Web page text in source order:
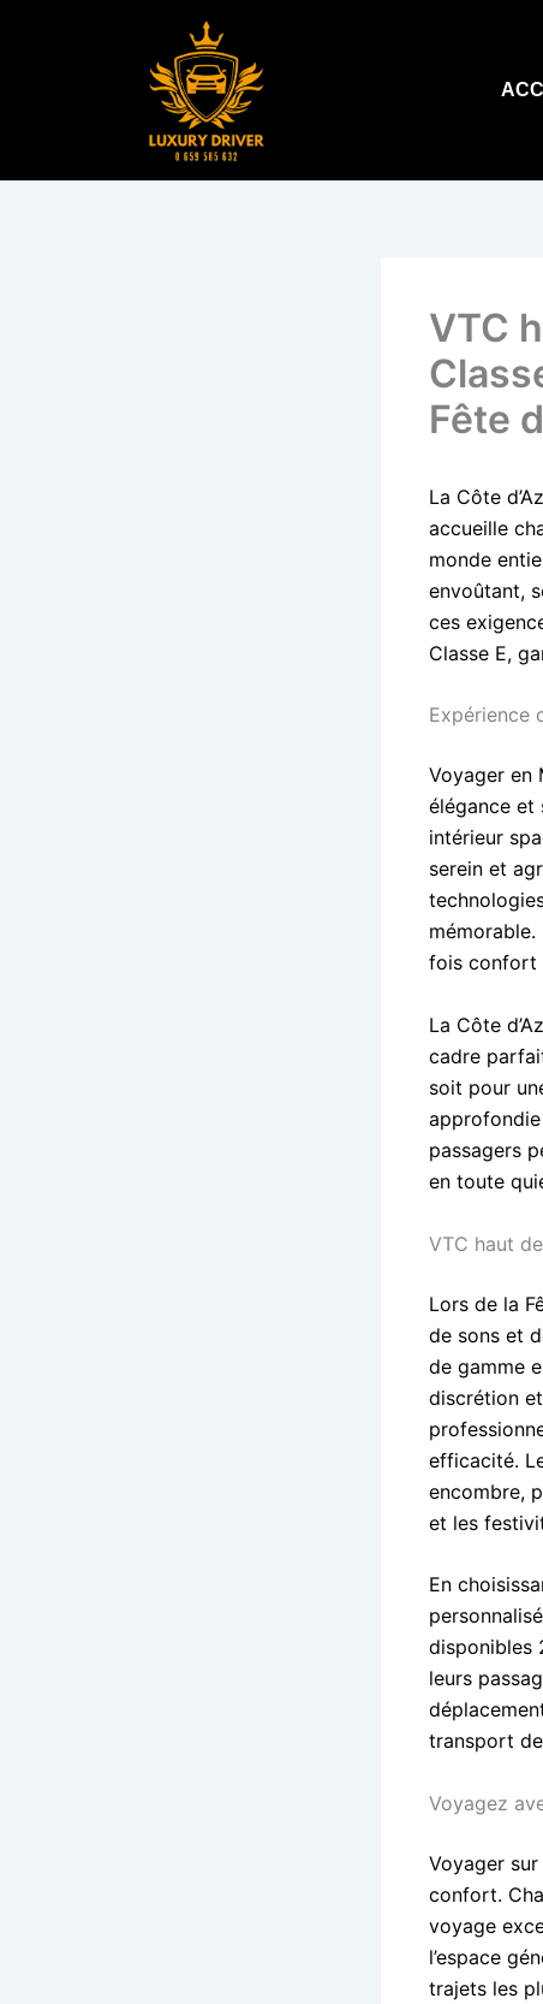
VTC
Fête
La Côte
accueille
monde
envoûtant,
ces
Classe E,
Expérience
Voyager en
élégance et
intérieur
serein et
mémorable.
fois confort
La Côte
cadre
soit pour
passagers
en toute
VTC haut
Lors de la
de sons et
de gamme
discrétion
efficacité.
encombre,
et les
En
disponibles
leurs
transport
Voyagez
Voyager
confort.
voyage
l’espace
trajets les